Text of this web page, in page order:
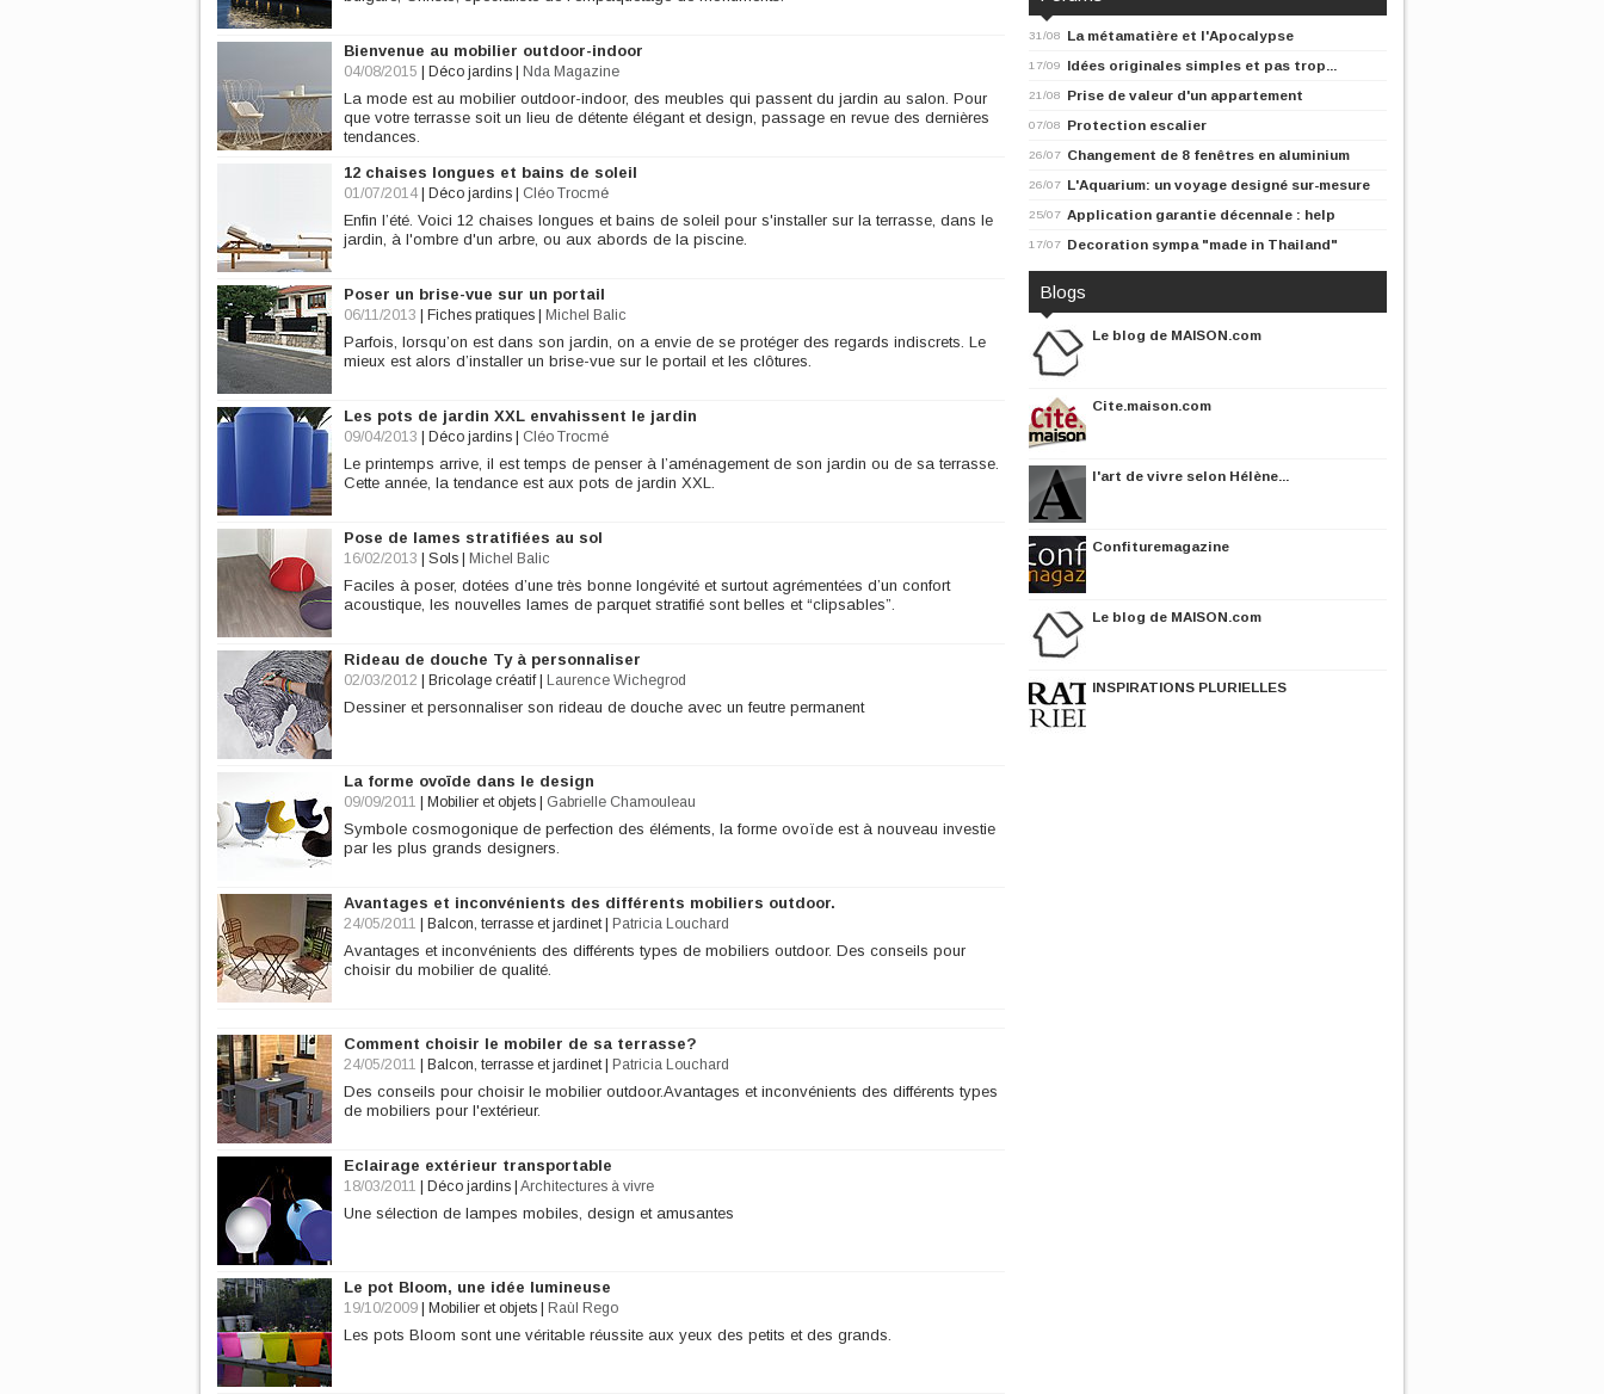
Bienvenue au mobilier outdoor-indoor
04/08/2015 Déco jardins Nda Magazine
La mode est au mobilier outdoor-indoor, des meubles qui passent du jardin au salon. Pour
que votre terrasse soit un lieu de détente élégant et design, passage en revue des dernières
tendances.
12 chaises longues et bains de soleil
01/07/2014 Déco jardins Cléo Trocmé
Enfin l’été. Voici 12 chaises longues et bains de soleil pour s'installer sur la terrasse, dans le
jardin, à l'ombre d'un arbre, ou aux abords de la piscine.
Poser un brise-vue sur un portail
06/11/2013 Fiches pratiques Michel Balic
Parfois, lorsqu’on est dans son jardin, on a envie de se protéger des regards indiscrets. Le
mieux est alors d’installer un brise-vue sur le portail et les clôtures.
Les pots de jardin XXL envahissent le jardin
09/04/2013 Déco jardins Cléo Trocmé
Le printemps arrive, il est temps de penser à l’aménagement de son jardin ou de sa terrasse.
Cette année, la tendance est aux pots de jardin XXL.
Pose de lames stratifiées au sol
16/02/2013 Sols Michel Balic
Faciles à poser, dotées d’une très bonne longévité et surtout agrémentées d’un confort
acoustique, les nouvelles lames de parquet stratifié sont belles et “clipsables”.
Rideau de douche Ty à personnaliser
02/03/2012 Bricolage créatif| Laurence Wichegrod
Dessiner et personnaliser son rideau de douche avec un feutre permanent
La forme ovoïde dans le design
09/09/2011 Mobilier et objets Gabrielle Chamouleau
Symbole cosmogonique de perfection des éléments, la forme ovoïde est à nouveau investie
par les plus grands designers.
Avantages et inconvénients des différents mobiliers outdoor.
24/05/2011 Balcon, terrasse et jardinet| Patricia Louchard
Avantages et inconvénients des différents types de mobiliers outdoor. Des conseils pour
choisir du mobilier de qualité.
Comment choisir le mobiler de sa terrasse?
24/05/2011 Balcon, terrasse et jardinet| Patricia Louchard
Des conseils pour choisir le mobilier outdoor.Avantages et inconvénients des différents types
de mobiliers pour l'extérieur.
Eclairage extérieur transportable
18/03/2011 Déco jardins Architectures à vivre
Une sélection de lampes mobiles, design et amusantes
Le pot Bloom, une idée lumineuse
19/10/2009 Mobilier et objets Raùl Rego
Les pots Bloom sont une véritable réussite aux yeux des petits et des grands.
31/08 La métamatière et l'Apocalypse
17/09 Idées originales simples et pas trop...
21/08 Prise de valeur d'un appartement
07/08 Protection escalier
26/07 Changement de 8 fenêtres en aluminium
26/07 L'Aquarium: un voyage designé sur-mesure
25/07 Application garantie décennale : help
17/07 Decoration sympa "made in Thailand"
Blogs
Le blog de MAISON.com
Cite.maison.com
l'art de vivre selon Hélène...
Confituremagazine
Le blog de MAISON.com
INSPIRATIONS PLURIELLES